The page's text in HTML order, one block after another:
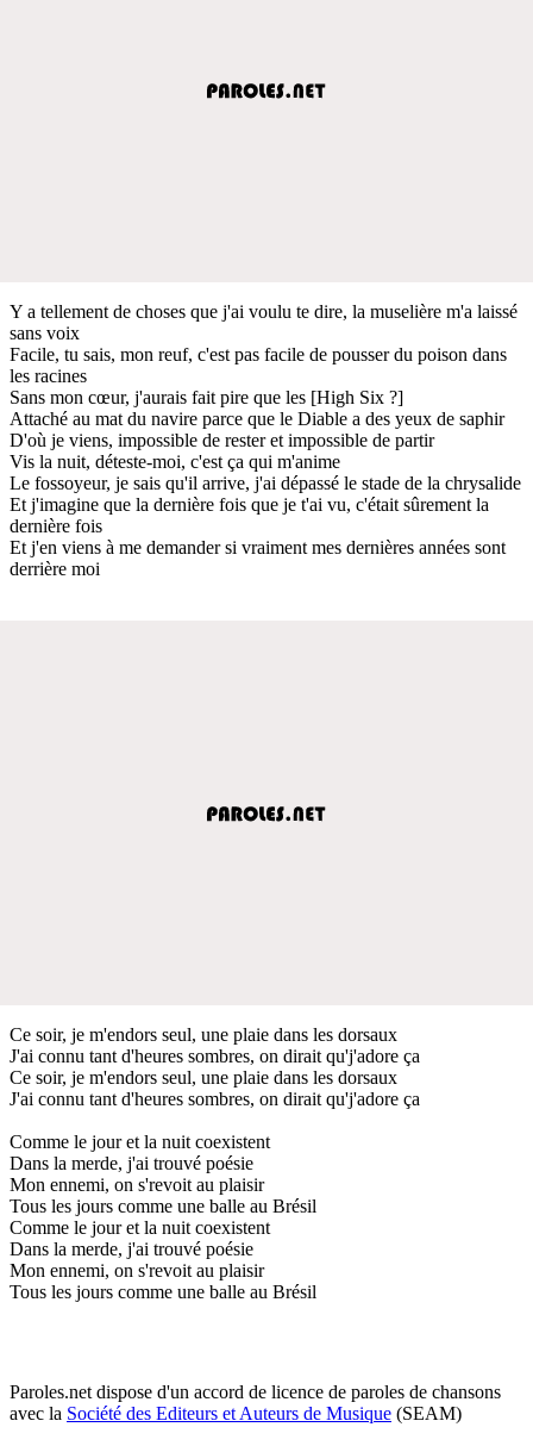
Y a tellement de choses que j'ai voulu te dire, la muselière m'a laissé
sans voix
Facile, tu sais, mon reuf, c'est pas facile de pousser du poison dans
les racines
Sans mon cœur, j'aurais fait pire que les [High Six ?]
Attaché au mat du navire parce que le Diable a des yeux de saphir
D'où je viens, impossible de rester et impossible de partir
Vis la nuit, déteste-moi, c'est ça qui m'anime
Le fossoyeur, je sais qu'il arrive, j'ai dépassé le stade de la chrysalide
Et j'imagine que la dernière fois que je t'ai vu, c'était sûrement la
dernière fois
Et j'en viens à me demander si vraiment mes dernières années sont
derrière moi
Ce soir, je m'endors seul, une plaie dans les dorsaux
J'ai connu tant d'heures sombres, on dirait qu'j'adore ça
Ce soir, je m'endors seul, une plaie dans les dorsaux
J'ai connu tant d'heures sombres, on dirait qu'j'adore ça
Comme le jour et la nuit coexistent
Dans la merde, j'ai trouvé poésie
Mon ennemi, on s'revoit au plaisir
Tous les jours comme une balle au Brésil
Comme le jour et la nuit coexistent
Dans la merde, j'ai trouvé poésie
Mon ennemi, on s'revoit au plaisir
Tous les jours comme une balle au Brésil
Paroles.net dispose d'un accord de licence de paroles de chansons
avec la Société des Editeurs et Auteurs de Musique (SEAM)